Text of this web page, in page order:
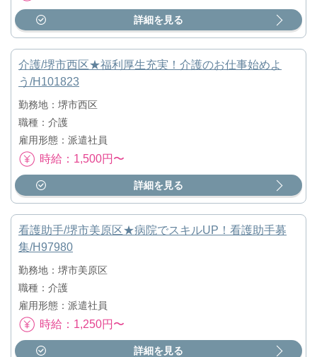
詳細を見る
介護/堺市西区★福利厚生充実！介護のお仕事始めよ
う/H101823
勤務地：堺市西区
職種：介護
雇用形態：派遣社員
時給：1,500円〜
詳細を見る
看護助手/堺市美原区★病院でスキルUP！看護助手募
集/H97980
勤務地：堺市美原区
職種：介護
雇用形態：派遣社員
時給：1,250円〜
詳細を見る